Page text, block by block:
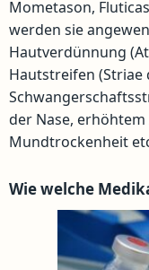
Mometason,
werden sie
Hautverdünnung
Hautstreifen (Striae
der Nase,
Mundtrockenheit
Wie welche